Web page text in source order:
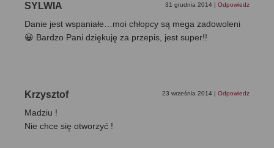
SYLWIA 31 grudnia 2014 | Odpowiedz
Danie jest wspaniałe…moi chłopcy są mega zadowoleni
😀 Bardzo Pani dziękuję za przepis, jest super!!
Krzysztof 23 września 2014 | Odpowiedz
Madziu !
Nie chce się otworzyć !